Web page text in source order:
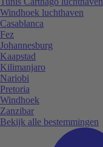
Windhoek luchthaven
Casablanca
Fez
Johannesburg
Kaapstad
Kilimanjaro
Nariobi
Pretoria
Windhoek
Zanzibar
Bekijk alle bestemmingen